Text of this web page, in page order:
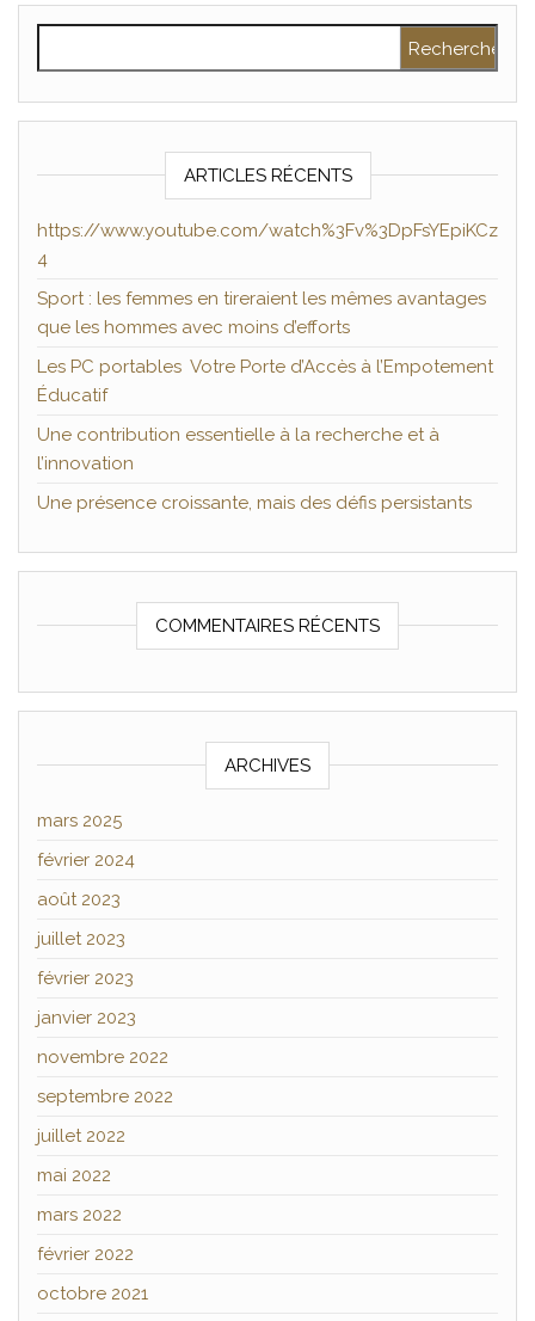
ARTICLES RÉCENTS
https://www.youtube.com/watch%3Fv%3DpFsYEpiKCz
4
Sport : les femmes en tireraient les mêmes avantages
que les hommes avec moins d’efforts
Les PC portables Votre Porte d’Accès à l’Empotement
Éducatif
Une contribution essentielle à la recherche et à
l’innovation
Une présence croissante, mais des défis persistants
COMMENTAIRES RÉCENTS
ARCHIVES
mars 2025
février 2024
août 2023
juillet 2023
février 2023
janvier 2023
novembre 2022
septembre 2022
juillet 2022
mai 2022
mars 2022
février 2022
octobre 2021